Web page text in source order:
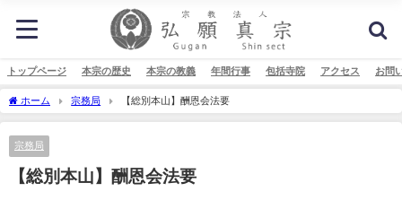
トップページ 本宗の歴史 本宗の教義 年間行事 包括寺院 アクセス お問
ホーム 宗務局 【総別本山】酬恩会法要
宗務局
【総別本山】酬恩会法要